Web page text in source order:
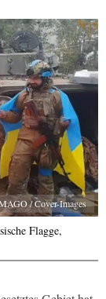
/ Cover-Images
Flagge,